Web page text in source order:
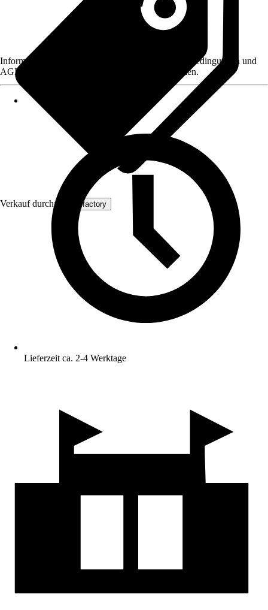
Verkauf durch: xtradefactory
Informationen des Verkäufers, wie z. B. Rückgabebedingungen und
AGB, finden Sie bei Klick auf den Verkäufernamen.
Lieferzeit ca. 2-4 Werktage